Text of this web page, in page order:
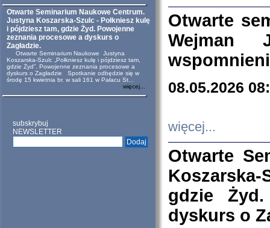
Otwarte Seminarium Naukowe Centrum.
Justyna Koszarska-Szulc - Połkniesz kulę
i pójdziesz tam, gdzie Żyd. Powojenne
zeznania procesowe a dyskurs o
Zagładzie.
Otwarte Seminarium Naukowe Justyna
Koszarska-Szulc „Połkniesz kulę i pójdziesz tam,
gdzie Żyd”. Powojenne zeznania procesowe a
dyskurs o Zagładzie Spotkanie odbędzie się w
środę 15 kwietnia br. w sali 161 w Pałacu St...
więcej...
subskrybuj
NEWSLETTER
Otwarte
Wejman
08.05.2026
więcej...
Otwarte
Koszarska-
gdzie
dyskurs o